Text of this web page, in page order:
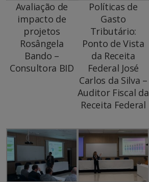
Avaliação de
impacto de
projetos
Rosângela
Bando –
Consultora BID
Políticas de
Gasto
Tributário:
Ponto de Vista
da Receita
Federal José
Carlos da Silva –
Auditor Fiscal da
Receita Federal